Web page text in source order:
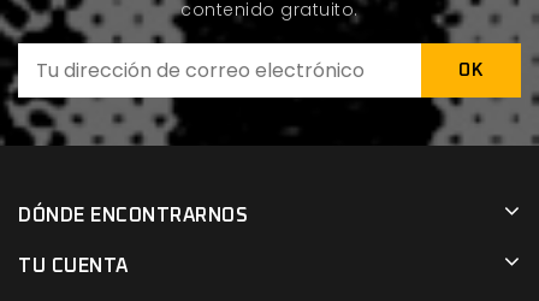
contenido gratuito.
DÓNDE ENCONTRARNOS
TU CUENTA